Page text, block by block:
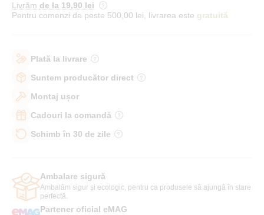
Livrăm de la 19,90 lei
Pentru comenzi de peste 500,00 lei, livrarea este gratuită
Plată la livrare
Suntem producător direct
Montaj ușor
Cadouri la comandă
Schimb în 30 de zile
Ambalare sigură
Ambalăm sigur și ecologic, pentru ca produsele să ajungă în stare
perfectă.
Partener oficial eMAG